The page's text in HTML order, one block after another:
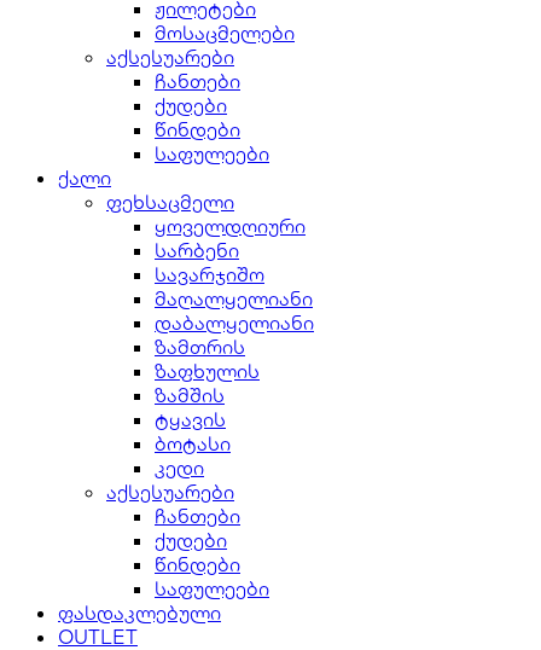
ჟილეტები
მოსაცმელები
აქსესუარები
ჩანთები
ქუდები
წინდები
საფულეები
ქალი
ფეხსაცმელი
ყოველდღიური
სარბენი
სავარჯიშო
მაღალყელიანი
დაბალყელიანი
ზამთრის
ზაფხულის
ზამშის
ტყავის
ბოტასი
კედი
აქსესუარები
ჩანთები
ქუდები
წინდები
საფულეები
ფასდაკლებული
OUTLET